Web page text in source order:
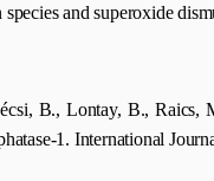
and superoxide
B., Lontay, B., Raics,
1. International